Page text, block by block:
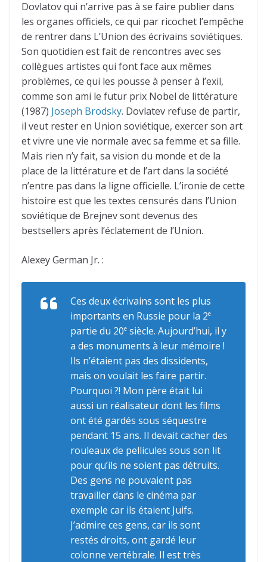
Dovlatov qui n’arrive pas à se faire publier dans
les organes officiels, ce qui par ricochet l’empêche
de rentrer dans L’Union des écrivains soviétiques.
Son quotidien est fait de rencontres avec ses
collègues artistes qui font face aux mêmes
problèmes, ce qui les pousse à penser à l’exil,
comme son ami le futur prix Nobel de littérature
(1987) Joseph Brodsky. Dovlatev refuse de partir,
il veut rester en Union soviétique, exercer son art
et vivre une vie normale avec sa femme et sa fille.
Mais rien n’y fait, sa vision du monde et de la
place de la littérature et de l’art dans la société
n’entre pas dans la ligne officielle. L’ironie de cette
histoire est que les textes censurés dans l’Union
soviétique de Brejnev sont devenus des
bestsellers après l’éclatement de l’Union.
Alexey German Jr. :
Ces deux écrivains sont les plus
importants en Russie pour la 2e
partie du 20e siècle. Aujourd’hui, il y
a des monuments à leur mémoire !
Ils n’étaient pas des dissidents,
mais on voulait les faire partir.
Pourquoi ?! Mon père était lui
aussi un réalisateur dont les films
ont été gardés sous séquestre
pendant 15 ans. Il devait cacher des
rouleaux de pellicules sous son lit
pour qu’ils ne soient pas détruits.
Des gens ne pouvaient pas
travailler dans le cinéma par
exemple car ils étaient Juifs.
J’admire ces gens, car ils sont
restés droits, ont gardé leur
colonne vertébrale. Il est très